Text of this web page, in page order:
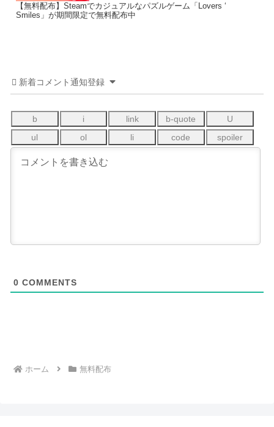
【無料配布】Steamでカジュアルなパズルゲーム「Lovers ‘
Smiles」が期間限定で無料配布中
新着コメント通知登録
0 COMMENTS
ホーム 無料配布